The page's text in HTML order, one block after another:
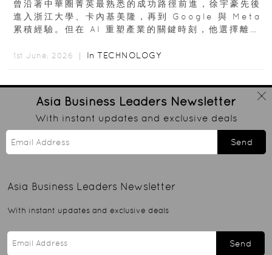
曾沿著中華圈菁英最熟悉的成功路徑前進，徐宇豪先後
進入浙江大學、卡內基美隆，再到 Google 與 Meta
累積經驗。但在 AI 重塑產業的關鍵時刻，他選擇離開
1st June, 2026 ｜ In TECHNOLOGY
Asia Business Leaders Newsletter
With instant updates and exclusive deals
Send
Asia Business Leaders Newsletter
With instant updates and exclusive deals
Send